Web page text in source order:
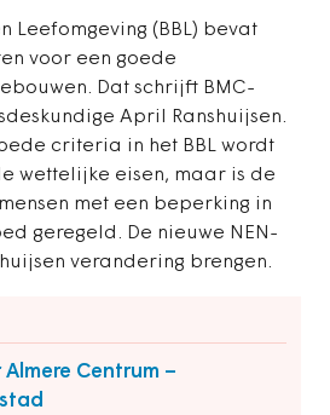
Leefomgeving (BBL) bevat
voor een goede
Dat schrijft BMC-
April Ranshuijsen.
criteria in het BBL wordt
wettelijke eisen, maar is de
met een beperking in
geregeld. De nieuwe NEN-
verandering brengen.
Centrum –